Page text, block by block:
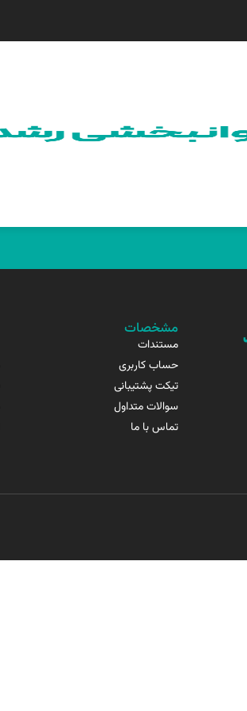
مشخصات
مستندات
حساب کاربری
تیکت پشتیبانی
سوالات متداول
تماس با ما